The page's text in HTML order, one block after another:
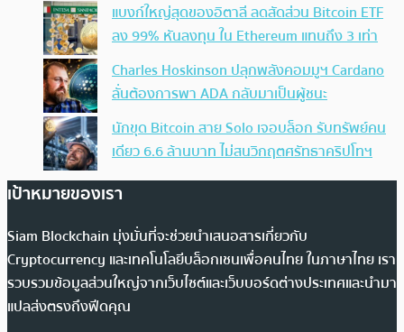
แบงก์ใหญ่สุดของอิตาลี ลดสัดส่วน Bitcoin ETF
ลง 99% หันลงทุน ใน Ethereum แทนถึง 3 เท่า
Charles Hoskinson ปลุกพลังคอมมูฯ Cardano
ลั่นต้องการพา ADA กลับมาเป็นผู้ชนะ
นักขุด Bitcoin สาย Solo เจอบล็อก รับทรัพย์คน
เดียว 6.6 ล้านบาท ไม่สนวิกฤตศรัทธาคริปโทฯ
เป้าหมายของเรา
Siam Blockchain มุ่งมั่นที่จะช่วยนำเสนอสารเกี่ยวกับ
Cryptocurrency และเทคโนโลยีบล็อกเชนเพื่อคนไทย ในภาษาไทย เรา
รวบรวมข้อมูลส่วนใหญ่จากเว็บไซต์และเว็บบอร์ดต่างประเทศและนำมา
แปลส่งตรงถึงฟีดคุณ